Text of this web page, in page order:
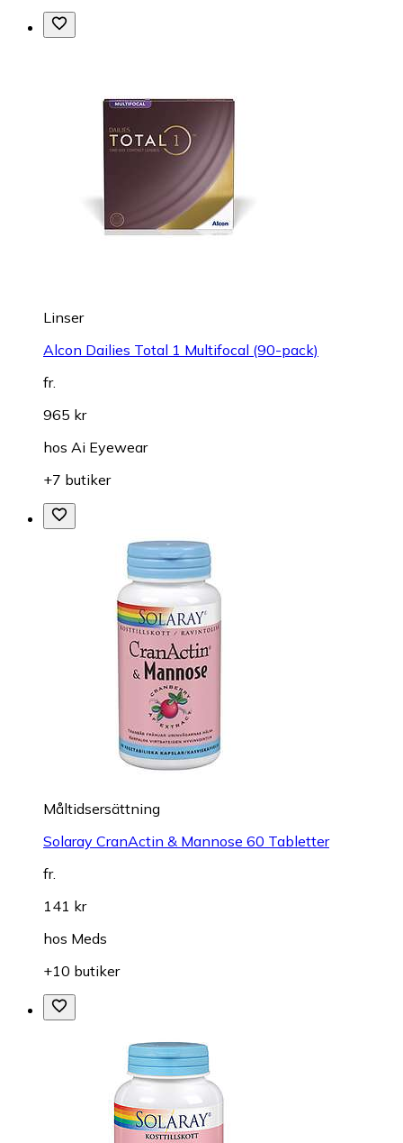
Linser
Alcon Dailies Total 1 Multifocal (90-pack)
fr.
965 kr
hos Ai Eyewear
+7 butiker
Måltidsersättning
Solaray CranActin & Mannose 60 Tabletter
fr.
141 kr
hos Meds
+10 butiker